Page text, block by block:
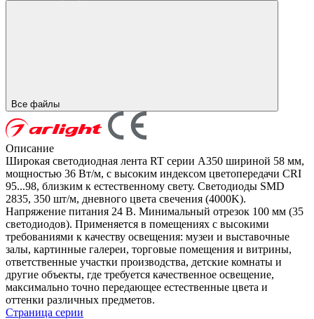
Все файлы
Описание
Широкая светодиодная лента RT серии A350 шириной 58 мм,
мощностью 36 Вт/м, с высоким индексом цветопередачи CRI
95...98, близким к естественному свету. Светодиоды SMD
2835, 350 шт/м, дневного цвета свечения (4000K).
Напряжение питания 24 В. Минимальный отрезок 100 мм (35
светодиодов). Применяется в помещениях с высокими
требованиями к качеству освещения: музеи и выставочные
залы, картинные галереи, торговые помещения и витрины,
ответственные участки производства, детские комнаты и
другие объекты, где требуется качественное освещение,
максимально точно передающее естественные цвета и
оттенки различных предметов.
Страница серии